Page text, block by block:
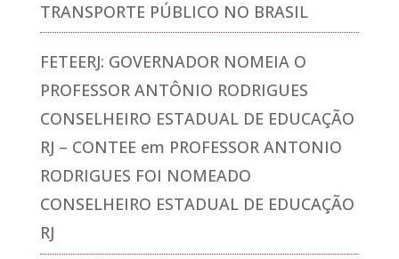
TRANSPORTE PÚBLICO NO BRASIL
FETEERJ: GOVERNADOR NOMEIA O
PROFESSOR ANTÔNIO RODRIGUES
CONSELHEIRO ESTADUAL DE EDUCAÇÃO
RJ – CONTEE em PROFESSOR ANTONIO
RODRIGUES FOI NOMEADO
CONSELHEIRO ESTADUAL DE EDUCAÇÃO
RJ